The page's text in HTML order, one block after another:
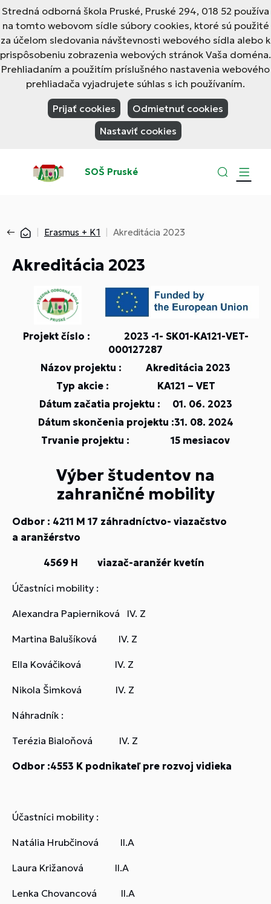
Stredná odborná škola Pruské, Pruské 294, 018 52 používa
na tomto webovom sídle súbory cookies, ktoré sú použité
za účelom sledovania návštevnosti webového sídla alebo k
prispôsobeniu zobrazenia webových stránok Vaša doména.
Prehliadaním a použitím príslušného nastavenia webového
prehliadača vyjadrujete súhlas s ich používaním.
Prijať cookies
Odmietnuť cookies
Nastaviť cookies
SOŠ Pruské
Erasmus + K1 Akreditácia 2023
Akreditácia 2023
Projekt číslo : 2023 -1- SK01-KA121-VET-
000127287
Názov projektu : Akreditácia 2023
Typ akcie : KA121 – VET
Dátum začatia projektu : 01. 06. 2023
Dátum skončenia projektu :31. 08. 2024
Trvanie projektu : 15 mesiacov
Výber študentov na
zahraničné mobility
Odbor : 4211 M 17 záhradníctvo- viazačstvo
a aranžérstvo
4569 H viazač-aranžér kvetín
Účastníci mobility :
Alexandra Papierniková IV. Z
Martina Balušíková IV. Z
Ella Kováčiková IV. Z
Nikola Šimková IV. Z
Náhradník :
Terézia Bialoňová IV. Z
Odbor :4553 K podnikateľ pre rozvoj vidieka
Účastníci mobility :
Natália Hrubčinová II.A
Laura Križanová II.A
Lenka Chovancová II.A